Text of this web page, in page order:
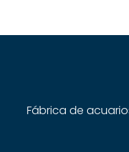
Fábrica de